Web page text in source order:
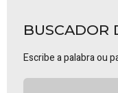
BUSCADOR
Escribe a palabra ou